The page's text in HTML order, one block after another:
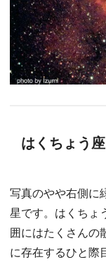
はくちょう
写真のやや右側に
星です。はくちょ
囲にはたくさんの
に存在するひと際